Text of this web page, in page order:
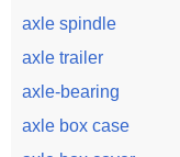
axle spindle
axle trailer
axle-bearing
axle box case